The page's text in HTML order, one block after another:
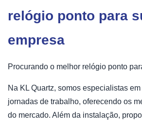
relógio ponto para
empresa
Procurando o melhor relógio ponto
Na KL Quartz, somos especialistas
jornadas de trabalho, oferecendo os
do mercado. Além da instalação,